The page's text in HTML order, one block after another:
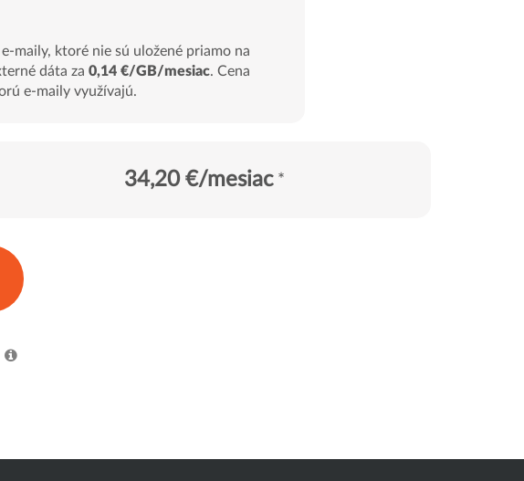
maily, ktoré nie sú uložené priamo na
dáta za 0,14 €/GB/mesiac. Cena
e-maily využívajú.
34,20 €/mesiac *